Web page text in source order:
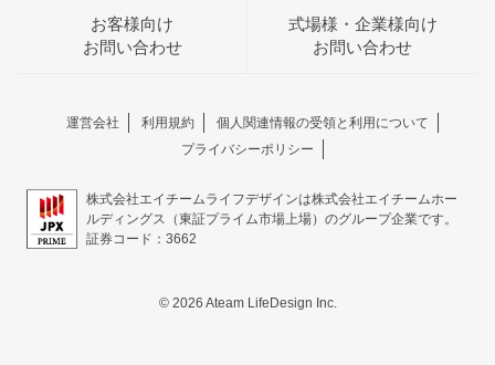
お客様向け
お問い合わせ
式場様・企業様向け
お問い合わせ
運営会社 利用規約
個人関連情報の受領と利用について
プライバシーポリシー
株式会社エイチームライフデザインは株式会社エイチームホー
ルディングス（東証プライム市場上場）のグループ企業です。
証券コード：3662
© 2026 Ateam LifeDesign Inc.